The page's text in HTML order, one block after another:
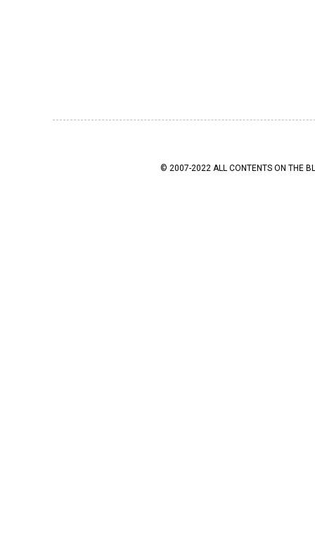
© 2007-2022 ALL CONTENTS ON THE